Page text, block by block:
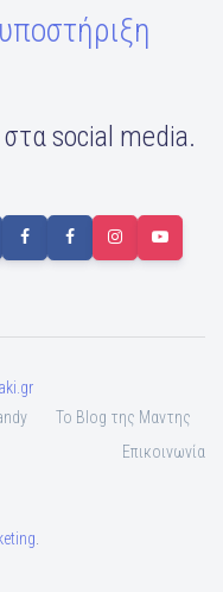
στα social media.
To Blog της Μαντης
Επικοινωνία
.